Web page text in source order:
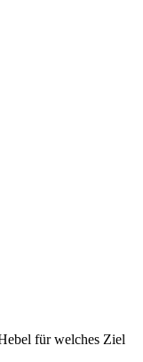
für welches Ziel